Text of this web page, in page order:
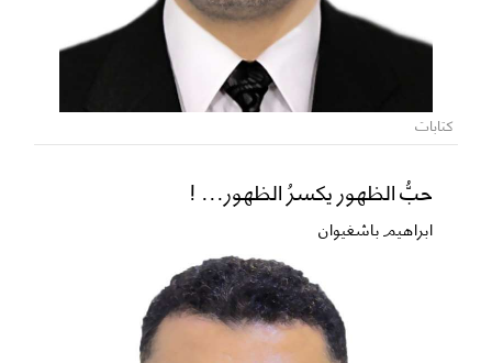
كتابات
حبُّ الظهور يكسرُ الظهور... !
ابراهيم باشغيوان